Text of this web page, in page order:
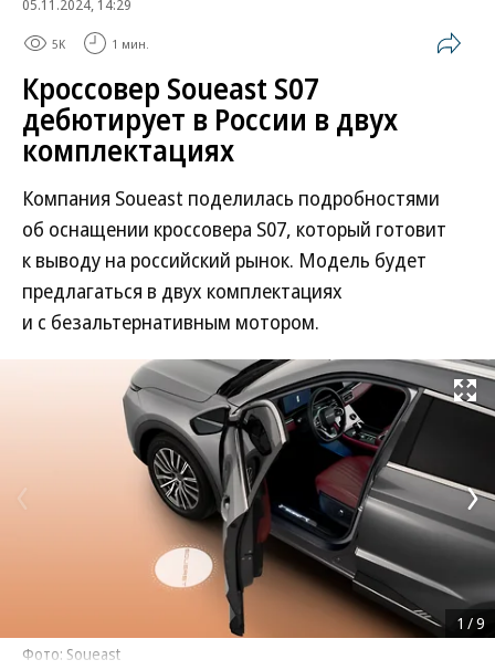
05.11.2024, 14:29
5K 1 мин.
Кроссовер Soueast S07
дебютирует в России в двух
комплектациях
Компания Soueast поделилась подробностями
об оснащении кроссовера S07, который готовит
к выводу на российский рынок. Модель будет
предлагаться в двух комплектациях
и с безальтернативным мотором.
Развернуть
Фото: Soueast
1 /9